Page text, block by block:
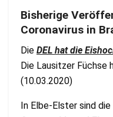
Bisherige
Coronavirus in
Die DEL hat die
Die Lausitzer Füchse
(10.03.2020)
In Elbe-Elster sind